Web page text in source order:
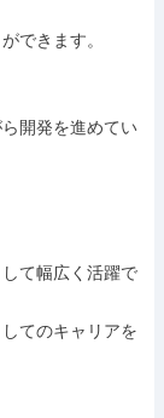
できます。
開発を進めてい
て幅広く活躍で
てのキャリアを